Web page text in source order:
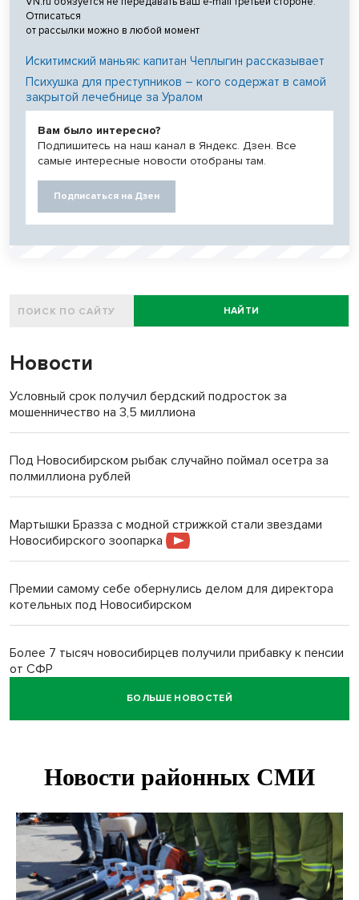
Отписаться
от рассылки можно в любой момент
Искитимский маньяк: капитан Чеплыгин рассказывает
Психушка для преступников – кого содержат в самой
закрытой лечебнице за Уралом
Вам было интересно?
Подпишитесь на наш канал в Яндекс. Дзен. Все
самые интересные новости отобраны там.
Подписаться на Дзен
НАЙТИ
Новости
Условный срок получил бердский подросток за
мошенничество на 3,5 миллиона
Под Новосибирском рыбак случайно поймал осетра за
полмиллиона рублей
Мартышки Бразза с модной стрижкой стали звездами
Новосибирского зоопарка
Премии самому себе обернулись делом для директора
котельных под Новосибирском
Более 7 тысяч новосибирцев получили прибавку к пенсии
от СФР
Ветеран СВО выявил рак на бесплатной диспансеризации
В Новосибирске сотрудница склада Ozon попыталась
Дело отравителя за убийство 14-летней давности
возобновили в Новосибирске
БОЛЬШЕ НОВОСТЕЙ